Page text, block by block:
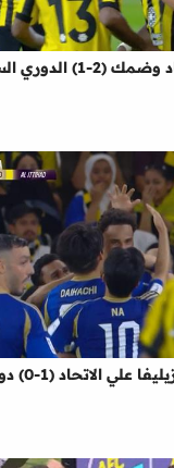
الدوري السعودي
(1-0) دوري ابطال اسيا